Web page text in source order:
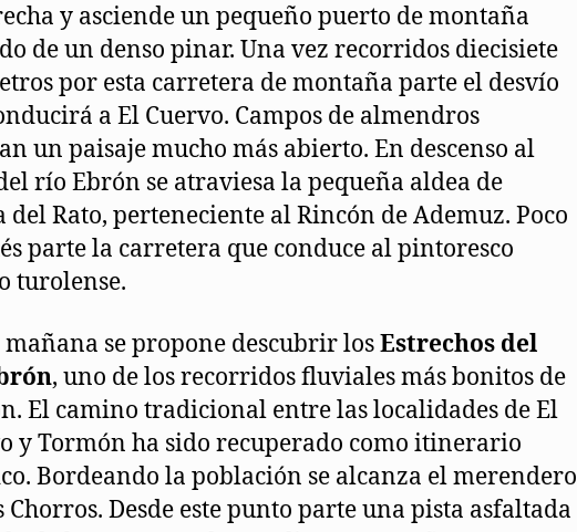
y asciende un pequeño puerto de montaña
de un denso pinar. Una vez recorridos diecisiete
por esta carretera de montaña parte el desvío
a El Cuervo. Campos de almendros
un paisaje mucho más abierto. En descenso al
río Ebrón se atraviesa la pequeña aldea de
del Rato, perteneciente al Rincón de Ademuz. Poco
parte la carretera que conduce al pintoresco
turolense.
se propone descubrir losEstrechos del
, uno de los recorridos fluviales más bonitos de
El camino tradicional entre las localidades de El
y Tormón ha sido recuperado como itinerario
Bordeando la población se alcanza el merendero
Chorros. Desde este punto parte una pista asfaltada